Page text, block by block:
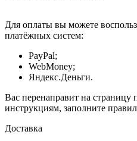
Для оплаты вы можете
платёжных систем:
PayPal;
WebMoney;
Яндекс.Деньги.
Вас перенаправит на страницу
инструкциям, заполните
Доставка